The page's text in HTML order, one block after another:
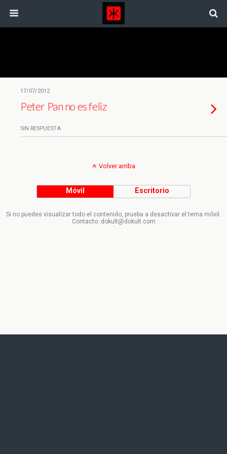
17/07/2012
Peter Pan no es feliz
SIN RESPUESTA
Volver arriba
Móvil Escritorio
Si no puedes visualizar todo el contenido, prueba a desactivar el tema móvil.
Contacto: dokult@dokult.com